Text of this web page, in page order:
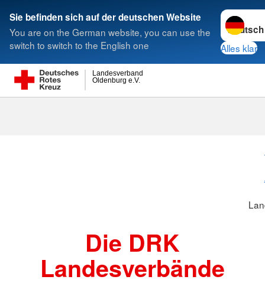
Sie befinden sich auf der deutschen Website
You are on the German website, you can use the
switch to switch to the English one
Sprache
Alles klar
Oldenburg e.V.
Landesverband
Suche
Die DRK
Landesverbände